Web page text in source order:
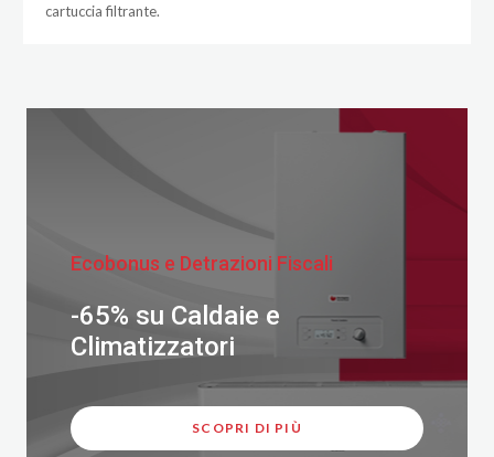
cartuccia filtrante.
Ecobonus e Detrazioni Fiscali
-65% su Caldaie e
Climatizzatori
SCOPRI DI PIÙ